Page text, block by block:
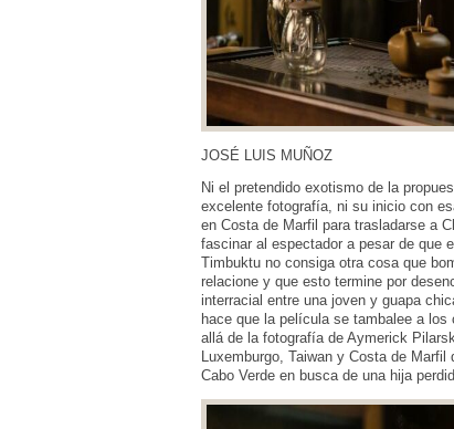
JOSÉ LUIS MUÑOZ
Ni el pretendido exotismo de la
excelente fotografía, ni su inicio con
en Costa de Marfil para trasladarse a
fascinar al espectador a pesar de que
Timbuktu no consiga otra cosa que
relacione y que esto termine por
interracial entre una joven y guapa
hace que la película se tambalee a
allá de la fotografía de Aymerick
Luxemburgo, Taiwan y Costa de
Cabo Verde en busca de una hija